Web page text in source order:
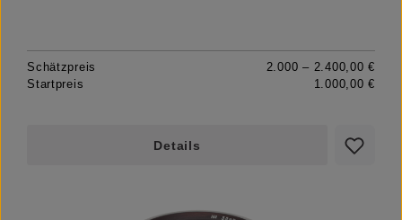
Schätzpreis
2.000 – 2.400,00 €
Startpreis
1.000,00 €
Details